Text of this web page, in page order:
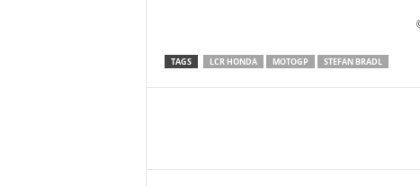
TAGS LCR HONDA MOTOGP STEFAN BRADL